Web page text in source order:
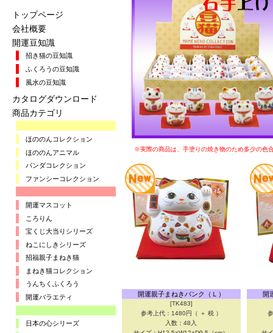
トップページ
会社概要
開運豆知識
招き猫の豆知識
ふくろうの豆知識
風水の豆知識
カタログダウンロード
商品カテゴリ
ほののんコレクション
ほののんアニマル
パンダコレクション
ファンシーコレクション
開運マスコット
ころりん
宝くじ大当りシリーズ
ねこにしきシリーズ
招福親子まねき猫
まねき猫コレクション
うんちくふくろう
開運バラエティ
日本の心シリーズ
※実際の商品は、手塗りの焼き物のため多少の色
開運親子まねきバンク（Ｌ）
[TK483]
参考上代：1480円（ ＋ 税 ）
入数：48入
開